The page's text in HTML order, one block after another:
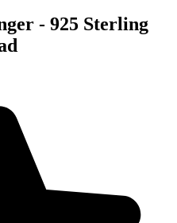
- 925 Sterling